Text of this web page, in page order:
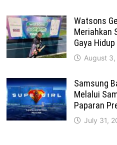
Watsons
Meriahkan
Gaya
August
Samsung
Melalui
Paparan
July 31,